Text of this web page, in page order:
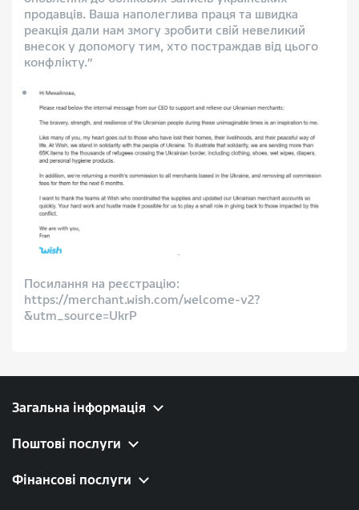
продавців. Ваша наполеглива праця та швидка
реакція дали нам змогу зробити свій невеликий
внесок у допомогу тим, хто постраждав від цього
конфлікту.”
Посилання на реєстрацію:
https://merchant.wish.com/welcome-v2?
&utm_source=UkrP
Загальна інформація
Поштові послуги
Фінансові послуги